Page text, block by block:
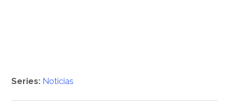
Series: Noticias